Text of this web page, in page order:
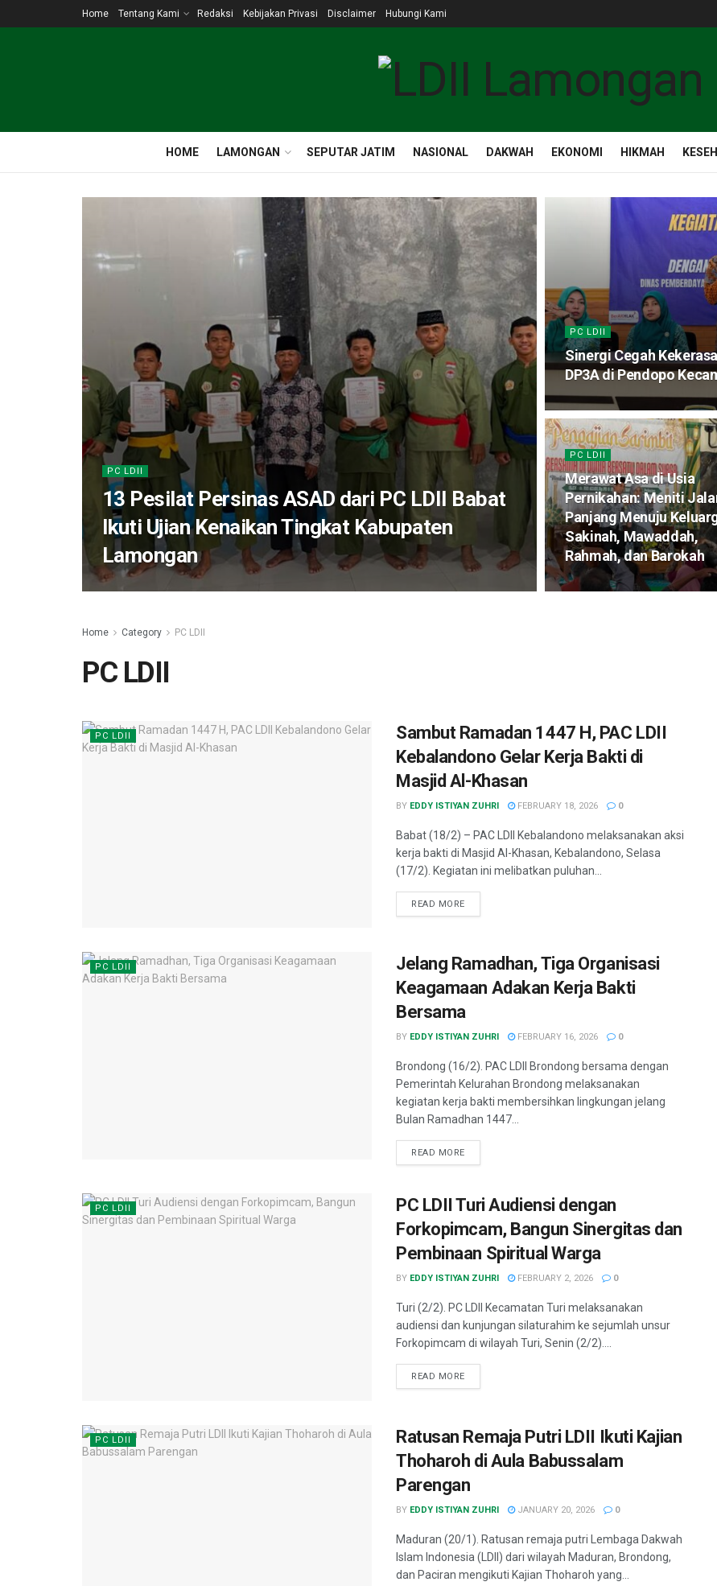
Home Tentang Kami Redaksi Kebijakan Privasi Disclaimer Hubungi Kami
HOME LAMONGAN SEPUTAR JATIM NASIONAL DAKWAH EKONOMI HIKMAH
PC LDII
13 Pesilat Persinas ASAD dari PC LDII Babat
Ikuti Ujian Kenaikan Tingkat Kabupaten
Lamongan
PC LDII
Sinergi Cegah
DP3A di Pendopo
PC LDII
Merawat Asa di Usia
Pernikahan: Meniti
Panjang Menuju
Sakinah, Mawaddah,
Rahmah, dan Barokah
Home Category PC LDII
PC LDII
PC LDII
Sambut Ramadan 1447 H, PAC LDII
Kebalandono Gelar Kerja Bakti di
Masjid Al-Khasan
BY EDDY ISTIYAN ZUHRI FEBRUARY 18, 2026 0
​Babat (18/2) – PAC LDII Kebalandono melaksanakan aksi
kerja bakti di Masjid Al-Khasan, Kebalandono, Selasa
(17/2). Kegiatan ini melibatkan puluhan...
READ MORE
PC LDII
Jelang Ramadhan, Tiga Organisasi
Keagamaan Adakan Kerja Bakti
Bersama
BY EDDY ISTIYAN ZUHRI FEBRUARY 16, 2026 0
Brondong (16/2). PAC LDII Brondong bersama dengan
Pemerintah Kelurahan Brondong melaksanakan
kegiatan kerja bakti membersihkan lingkungan jelang
Bulan Ramadhan 1447...
READ MORE
PC LDII
PC LDII Turi Audiensi dengan
Forkopimcam, Bangun Sinergitas dan
Pembinaan Spiritual Warga
BY EDDY ISTIYAN ZUHRI FEBRUARY 2, 2026 0
Turi (2/2). PC LDII Kecamatan Turi melaksanakan
audiensi dan kunjungan silaturahim ke sejumlah unsur
Forkopimcam di wilayah Turi, Senin (2/2)....
READ MORE
PC LDII
Ratusan Remaja Putri LDII Ikuti Kajian
Thoharoh di Aula Babussalam
Parengan
BY EDDY ISTIYAN ZUHRI JANUARY 20, 2026 0
Maduran (20/1). Ratusan remaja putri Lembaga Dakwah
Islam Indonesia (LDII) dari wilayah Maduran, Brondong,
dan Paciran mengikuti Kajian Thoharoh yang...